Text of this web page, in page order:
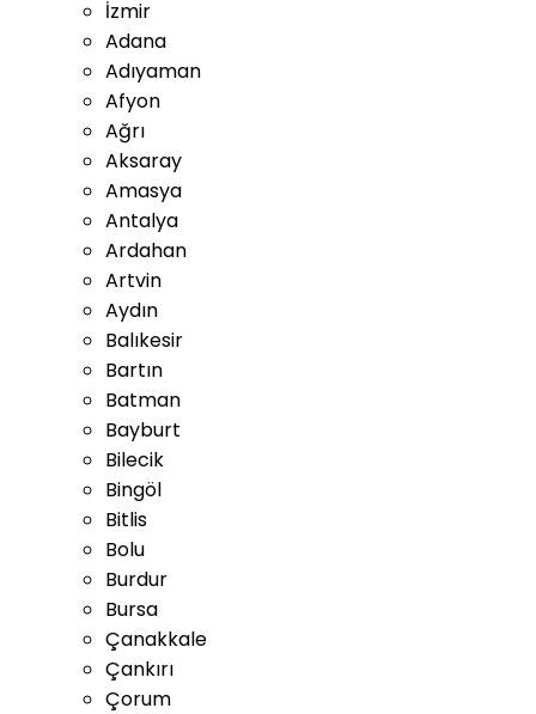
İzmir
Adana
Adıyaman
Afyon
Ağrı
Aksaray
Amasya
Antalya
Ardahan
Artvin
Aydın
Balıkesir
Bartın
Batman
Bayburt
Bilecik
Bingöl
Bitlis
Bolu
Burdur
Bursa
Çanakkale
Çankırı
Çorum